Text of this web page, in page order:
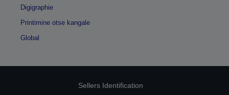
Digigraphie
Printimine otse kangale
Global
Sellers Identification